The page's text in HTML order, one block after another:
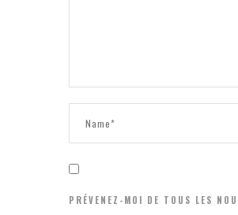
PRÉVENEZ-MOI DE TOUS LES